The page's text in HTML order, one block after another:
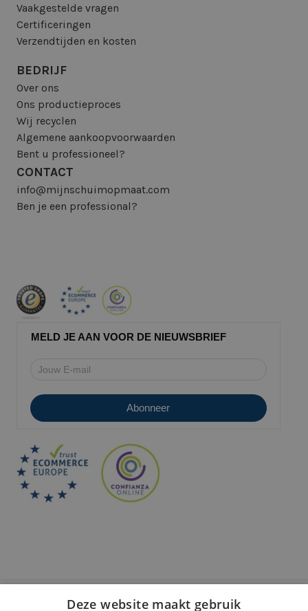
Vaakgestelde vragen
Certificeringen
Verzendtijden en kosten
BEDRIJF
Over ons
Ons productieproces
Wij recyclen
Algemene aankoopvoorwaarden
Bent u professioneel?
CONTACT
info@mijnschuimopmaat.com
Ben je een professional?
MELD JE AAN VOOR DE NIEUWSBRIEF
Deze website maakt gebruik